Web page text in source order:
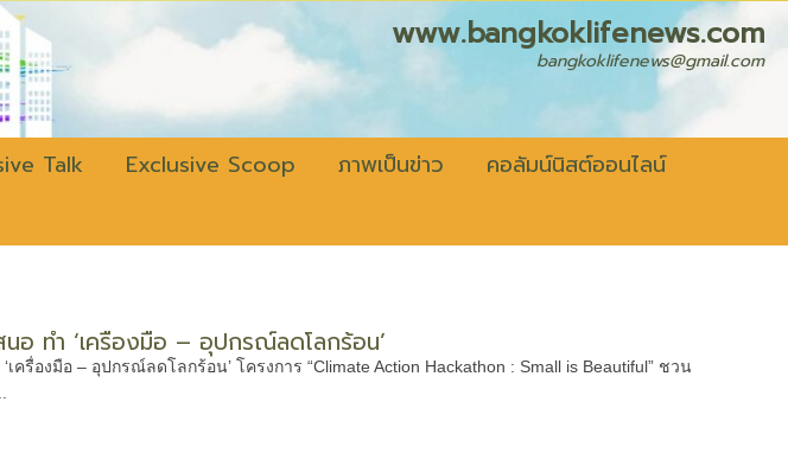
bangkoklifenews@gmail.com
Talk Exclusive Scoop ภาพเป็นข่าว
คอลัมน์นิสต์ออนไลน์
อ ทำ ‘เครื่องมือ – อุปกรณ์ลดโลกร้อน’
รื่องมือ – อุปกรณ์ลดโลกร้อน’ โครงการ “Climate Action Hackathon : Small is Beautiful” ชวน